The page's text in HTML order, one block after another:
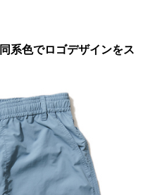
系色でロゴデザインをス